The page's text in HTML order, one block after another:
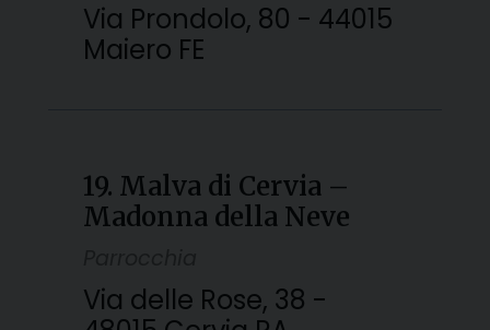
Via Prondolo, 80 - 44015
Maiero FE
19. Malva di Cervia –
Madonna della Neve
Via delle Rose, 38 -